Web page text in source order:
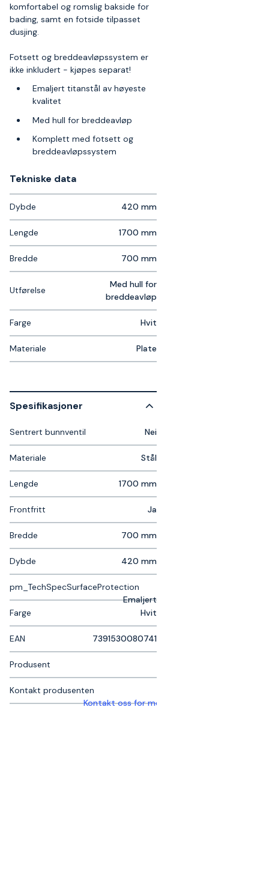
komfortabel og romslig bakside for
bading, samt en fotside tilpasset
dusjing.
Fotsett og breddeavløpssystem er
ikke inkludert - kjøpes separat!
Emaljert titanstål av høyeste
kvalitet
Med hull for breddeavløp
Komplett med fotsett og
breddeavløpssystem
Tekniske data​
Dybde 420 mm
Lengde 1700 mm
Bredde 700 mm
Utførelse
Med hull for
breddeavløp
Farge Hvit
Materiale Plate
Spesifikasjoner
Sentrert bunnventil Nei
Materiale Stål
Lengde 1700 mm
Frontfritt Ja
Bredde 700 mm
Dybde 420 mm
pm_TechSpecSurfaceProtection
Emaljert
Farge
Hvit
EAN 7391530080741
Produsent
Kontakt produsenten
Kontakt oss for mer informasjon